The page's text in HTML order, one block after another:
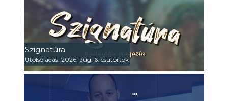
Szignatúra
Utolsó adás: 2026. aug. 6. csütörtök